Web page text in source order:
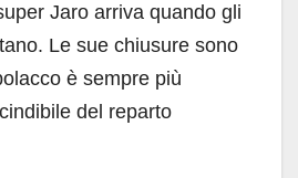
Jaro arriva quando gli
Le sue chiusure sono
è sempre più
del reparto